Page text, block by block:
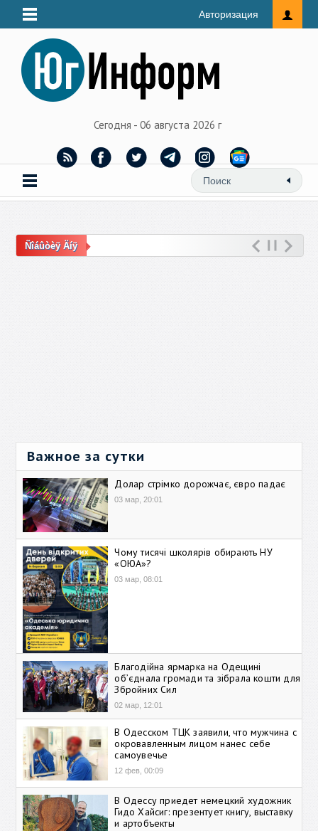
Авторизация
Сегодня - 06 августа 2026 г
Ñîáûòèÿ Äíÿ
Важное за сутки
Долар стрімко дорожчає, євро падає
03 мар, 20:01
Чому тисячі школярів обирають НУ
«ОЮА»?
03 мар, 08:01
Благодійна ярмарка на Одещині
об’єднала громади та зібрала кошти для
Збройних Сил
02 мар, 12:01
В Одесском ТЦК заявили, что мужчина с
окровавленным лицом нанес себе
самоувечье
12 фев, 00:09
В Одессу приедет немецкий художник
Гидо Хайсиг: презентует книгу, выставку
и артобъекты